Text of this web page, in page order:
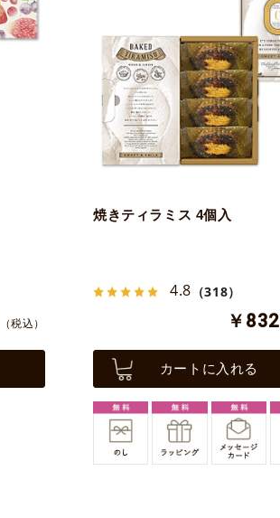
（税込）
焼きティラミス 4個入
4.8 （318）
￥832
カートに入れる